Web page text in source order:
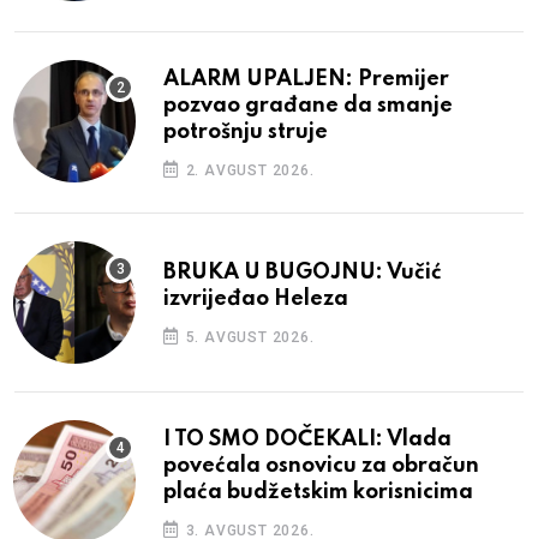
ALARM UPALJEN: Premijer
pozvao građane da smanje
potrošnju struje
2. AVGUST 2026.
BRUKA U BUGOJNU: Vučić
izvrijeđao Heleza
5. AVGUST 2026.
I TO SMO DOČEKALI: Vlada
povećala osnovicu za obračun
plaća budžetskim korisnicima
3. AVGUST 2026.